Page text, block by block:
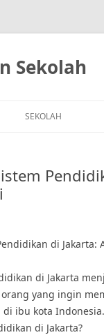
Sekolah
SEKOLAH
di Jakarta:
di Jakarta
orang yang ingin
ibu kota
di Jakarta?